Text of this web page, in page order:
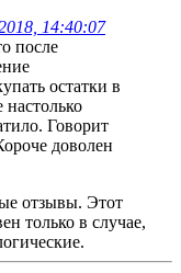
14:40:07
после
остатки в
настолько
Говорит
доволен
отзывы. Этот
только в случае,